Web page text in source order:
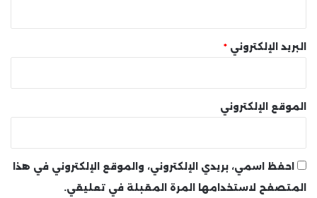
البريد الإلكتروني *
الموقع الإلكتروني
احفظ اسمي، بريدي الإلكتروني، والموقع الإلكتروني في هذا
المتصفح لاستخدامها المرة المقبلة في تعليقي.